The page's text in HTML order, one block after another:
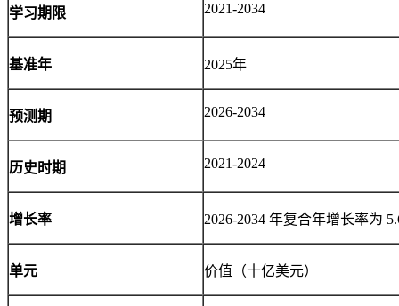
学习期限 2021-2034
基准年 2025年
预测期 2026-2034
历史时期 2021-2024
增长率 2026-2034 年复合年增长率为
单元 价值（十亿美元）